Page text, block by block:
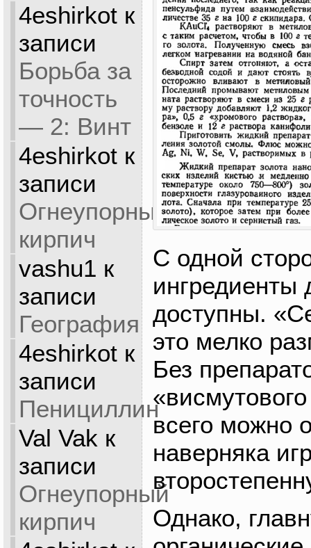
4eshirkotк
записи
Борьба за
точность
— 2: Винт
4eshirkotк
записи
Огнеупорный
кирпич
vashu1 к
записи
География
4eshirkotк
записи
Пенициллин
Val Vak к
записи
Огнеупорный
кирпич
С одной
доступны.
это мелко
Без
всего можно
наверняка
Однако,